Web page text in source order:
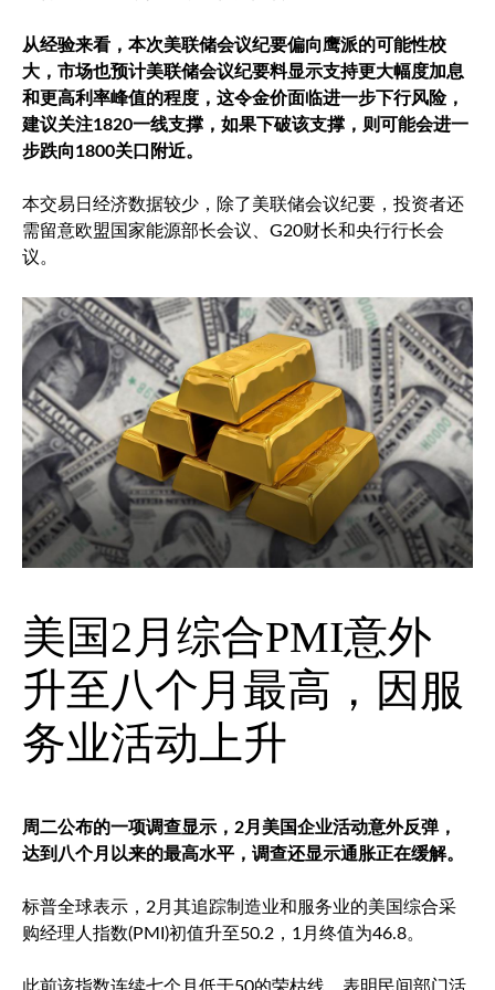
从经验来看，本次美联储会议纪要偏向鹰派的可能性校
大，市场也预计美联储会议纪要料显示支持更大幅度加息
和更高利率峰值的程度，这令金价面临进一步下行风险，
建议关注1820一线支撑，如果下破该支撑，则可能会进一
步跌向1800关口附近。
本交易日经济数据较少，除了美联储会议纪要，投资者还
需留意欧盟国家能源部长会议、G20财长和央行行长会
议。
美国2月综合PMI意外
升至八个月最高，因服
务业活动上升
周二公布的一项调查显示，2月美国企业活动意外反弹，
达到八个月以来的最高水平，调查还显示通胀正在缓解。
标普全球表示，2月其追踪制造业和服务业的美国综合采
购经理人指数(PMI)初值升至50.2，1月终值为46.8。
此前该指数连续七个月低于50的荣枯线，表明民间部门活